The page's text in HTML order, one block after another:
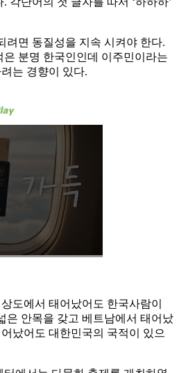
려면 동질성을 지속 시켜야 한다.
분명 한국인인데 이주민이라는
는 경향이 있다.
도에서 태어났어도 한국사람이
은 안목을 갖고 베트남에서 태어났
났어도 대한민국의 국적이 있으